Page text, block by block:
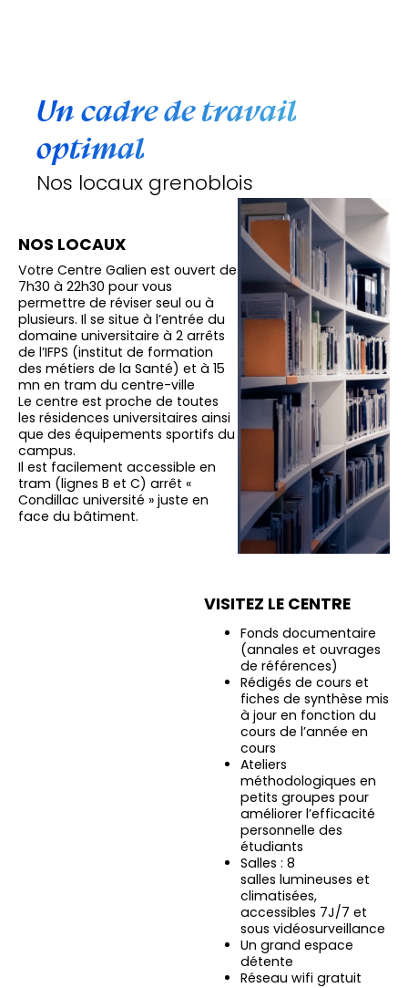
Un cadre de travail
optimal
Nos locaux grenoblois
NOS LOCAUX
Votre Centre Galien est ouvert de
7h30 à 22h30 pour vous
permettre de réviser seul ou à
plusieurs. Il se situe à l’entrée du
domaine universitaire à 2 arrêts
de l’IFPS (institut de formation
des métiers de la Santé) et à 15
mn en tram du centre-ville
Le centre est proche de toutes
les résidences universitaires ainsi
que des équipements sportifs du
campus.
Il est facilement accessible en
tram (lignes B et C) arrêt «
Condillac université » juste en
face du bâtiment.
VISITEZ LE CENTRE
Fonds documentaire
(annales et ouvrages
de références)
Rédigés de cours et
fiches de synthèse mis
à jour en fonction du
cours de l’année en
cours
Ateliers
méthodologiques en
petits groupes pour
améliorer l’efficacité
personnelle des
étudiants
Salles : 8
salles lumineuses et
climatisées,
accessibles 7J/7 et
sous vidéosurveillance
Un grand espace
détente
Réseau wifi gratuit